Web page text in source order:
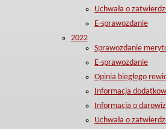
Uchwała o
E-sprawozdanie
2022
Sprawozdanie
E-sprawozdanie
Opinia biegłego
Informacja
Informacja o
Uchwała o